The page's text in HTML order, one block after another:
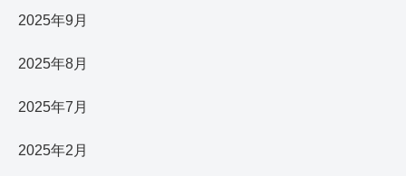
2025年9月
2025年8月
2025年7月
2025年2月